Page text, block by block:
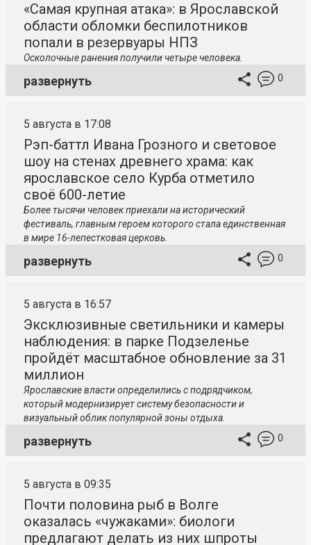
«Самая крупная атака»: в Ярославской
области обломки беспилотников
попали в резервуары НПЗ
Осколочные ранения получили четыре человека.
развернуть 0
5 августа в 17:08
Рэп-баттл Ивана Грозного и световое
шоу на стенах древнего храма: как
ярославское село Курба отметило
своё 600-летие
Более тысячи человек приехали на исторический
фестиваль, главным героем которого стала единственная
в мире 16-лепестковая церковь.
развернуть 0
5 августа в 16:57
Эксклюзивные светильники и камеры
наблюдения: в парке Подзеленье
пройдёт масштабное обновление за 31
миллион
Ярославские власти определились с подрядчиком,
который модернизирует систему безопасности и
визуальный облик популярной зоны отдыха.
развернуть 0
5 августа в 09:35
Почти половина рыб в Волге
оказалась «чужаками»: биологи
предлагают делать из них шпроты